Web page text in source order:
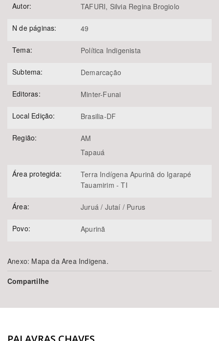
Autor: TAFURI, Silvia Regina Brogiolo
N de páginas: 49
Tema: Política Indigenista
Subtema: Demarcação
Editoras: Minter-Funai
Local Edição: Brasilia-DF
Região:
AM
Tapauá
Área protegida:
Terra Indígena Apurinã do Igarapé
Tauamirim - TI
Área: Juruá / Jutaí / Purus
Povo: Apurinã
Anexo: Mapa da Area Indigena.
Compartilhe